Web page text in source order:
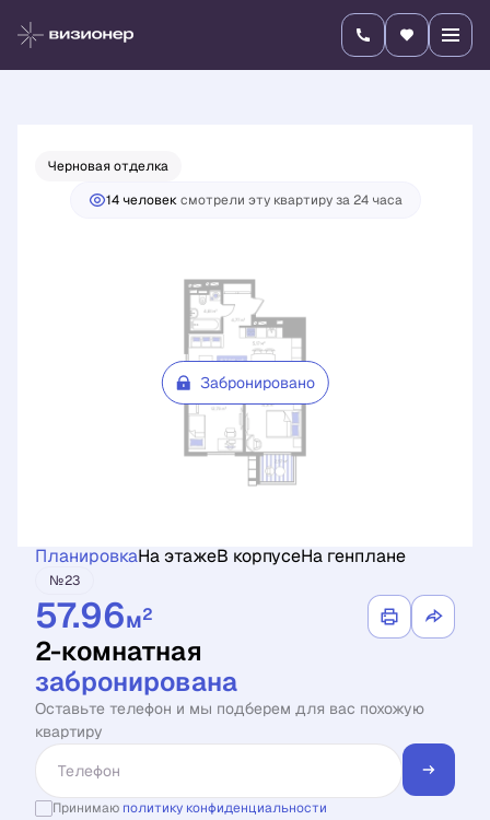
2-комнатная Цена по запросу
Черновая отделка
14 человексмотрели эту квартиру за 24 часа
Забронировано
ПланировкаНа этажеВ корпусеНа генплане
№23
57.96м2
2-комнатная
забронирована
Оставьте телефон и мы подберем для вас похожую
квартиру
Принимаю политику конфиденциальности